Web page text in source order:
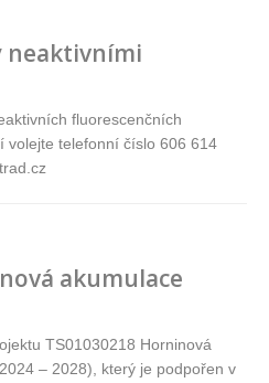
neaktivními
fluorescenčních
volejte telefonní číslo 606 614
akumulace
TS01030218 Horninová
– 2028), který je podpořen v